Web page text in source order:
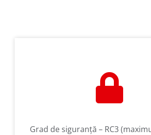
Grad de siguranţă – RC3